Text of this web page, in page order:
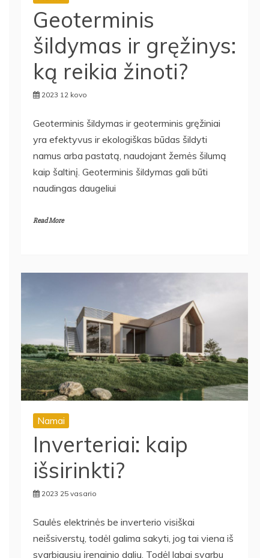
Geoterminis
šildymas ir gręžinys:
ką reikia žinoti?
Geoterminis šildymas ir geoterminis gręžiniai
yra efektyvus ir ekologiškas būdas šildyti
namus arba pastatą, naudojant žemės šilumą
kaip šaltinį. Geoterminis šildymas gali būti
naudingas daugeliui
Read More
Namai
Inverteriai: kaip
išsirinkti?
Saulės elektrinės be inverterio visiškai
neišsiverstų, todėl galima sakyti, jog tai viena iš
svarbiausių įrenginio dalių. Todėl labai svarbu